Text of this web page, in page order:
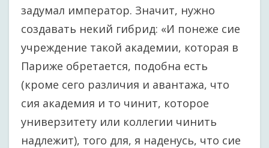
задумал император. Значит, нужно
создавать некий гибрид: «И понеже сие
учреждение такой академии, которая в
Париже обретается, подобна есть
(кроме сего различия и авантажа, что
сия академия и то чинит, которое
универзитету или коллегии чинить
надлежит), того для, я наденусь, что сие